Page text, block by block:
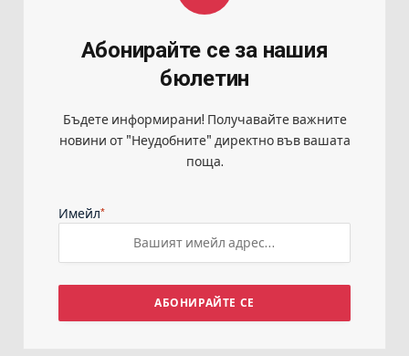
Абонирайте се за нашия
бюлетин
Бъдете информирани! Получавайте важните
новини от "Неудобните" директно във вашата
поща.
Имейл*